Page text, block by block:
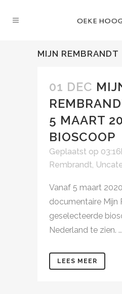
MIJN REMBRANDT
01 DEC
5 MAART
BIOSCOOP
Geplaatst op
Rembrandt,
Vanaf 5 maart
documentaire Mijn
geselecteerde
Nederland te zien. ...
LEES MEER